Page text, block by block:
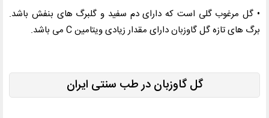
• گل مرغوب گلی است که دارای دم سفید و گلبرگ های بنفش باشد.
برگ های تازه گل گاوزبان دارای مقدار زیادی ویتامین
می باشد.
گل گاوزبان در طب سنتی ایران